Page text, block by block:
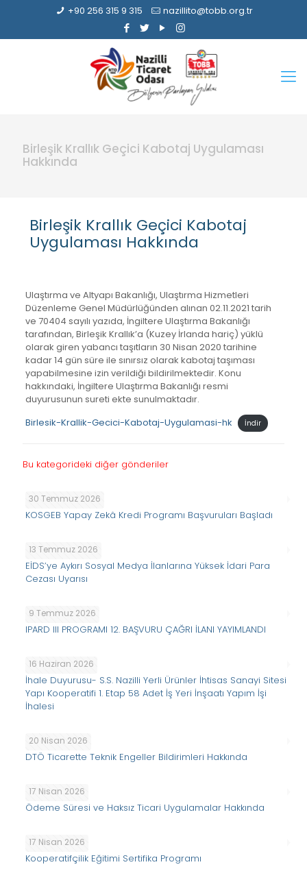
+90 256 315 9 315 nazillito@tobb.org.tr
Birleşik Krallık Geçici Kabotaj Uygulaması
Hakkında
Birleşik Krallık Geçici Kabotaj
Uygulaması Hakkında
Ulaştırma ve Altyapı Bakanlığı, Ulaştırma Hizmetleri
Düzenleme Genel Müdürlüğünden alınan 02.11.2021 tarih
ve 70404 sayılı yazıda, İngiltere Ulaştırma Bakanlığı
tarafından, Birleşik Krallık’a (Kuzey İrlanda hariç) yüklü
olarak giren yabancı taşıtların 30 Nisan 2020 tarihine
kadar 14 gün süre ile sınırsız olarak kabotaj taşıması
yapabilmesine izin verildiği bildirilmektedir. Konu
hakkındaki, İngiltere Ulaştırma Bakanlığı resmi
duyurusunun sureti ekte sunulmaktadır.
Birlesik-Krallik-Gecici-Kabotaj-Uygulamasi-hk
İndir
Bu kategorideki diğer gönderiler
30 Temmuz 2026
KOSGEB Yapay Zekâ Kredi Programı Başvuruları Başladı
13 Temmuz 2026
EİDS’ye Aykırı Sosyal Medya İlanlarına Yüksek İdari Para
Cezası Uyarısı
9 Temmuz 2026
IPARD III PROGRAMI 12. BAŞVURU ÇAĞRI İLANI YAYIMLANDI
16 Haziran 2026
İhale Duyurusu- S.S. Nazilli Yerli Ürünler İhtisas Sanayi Sitesi
Yapı Kooperatifi 1. Etap 58 Adet İş Yeri İnşaatı Yapım İşi
İhalesi
20 Nisan 2026
DTÖ Ticarette Teknik Engeller Bildirimleri Hakkında
17 Nisan 2026
Ödeme Süresi ve Haksız Ticari Uygulamalar Hakkında
17 Nisan 2026
Kooperatifçilik Eğitimi Sertifika Programı